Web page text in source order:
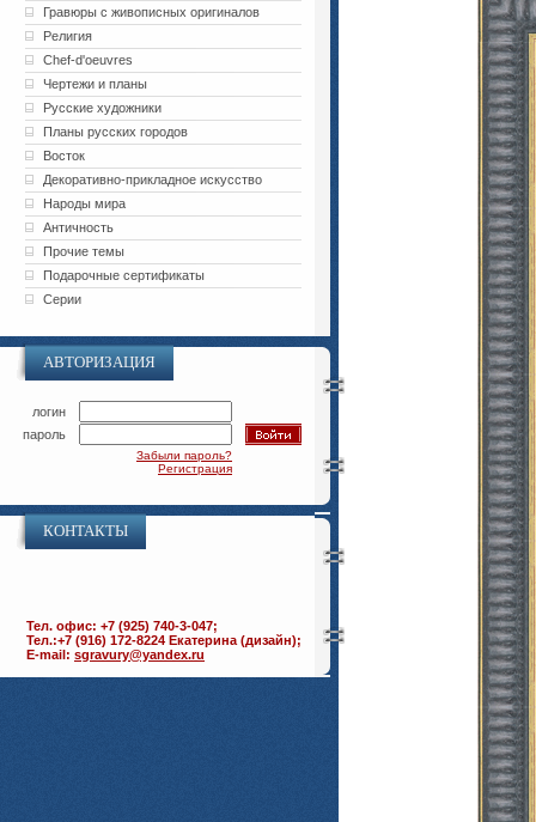
Гравюры с живописных оригиналов
Религия
Chef-d'oeuvres
Чертежи и планы
Русские художники
Планы русских городов
Восток
Декоративно-прикладное искусство
Народы мира
Античность
Прочие темы
Подарочные сертификаты
Серии
АВТОРИЗАЦИЯ
логин
пароль
Забыли пароль?
Регистрация
КОНТАКТЫ
Тел. офис: +7 (925) 740-3-047;
Тел.:+7 (916) 172-8224 Екатерина (дизайн);
E-mail: sgravury@yandex.ru